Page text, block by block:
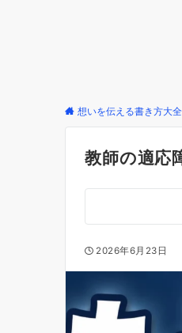
想いを伝える書き方大
教師の適応
2026年6月23日